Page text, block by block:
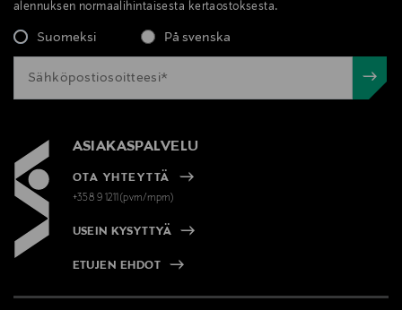
alennuksen normaalihintaisesta kertaostoksesta.
Suomeksi På svenska
ASIAKASPALVELU
OTA YHTEYTTÄ
+358 9 1211(pvm/mpm)
USEIN KYSYTTYÄ
ETUJEN EHDOT